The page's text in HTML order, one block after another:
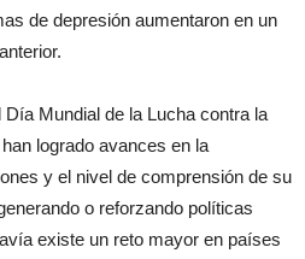
de depresión aumentaron en un
Mundial de la Lucha contra la
logrado avances en la
y el nivel de comprensión de su
o reforzando políticas
existe un reto mayor en países